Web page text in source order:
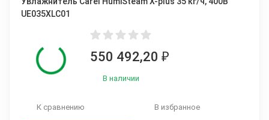
UE035XLC01
550 492,20 ₽
В наличии
К сравнению В избранное